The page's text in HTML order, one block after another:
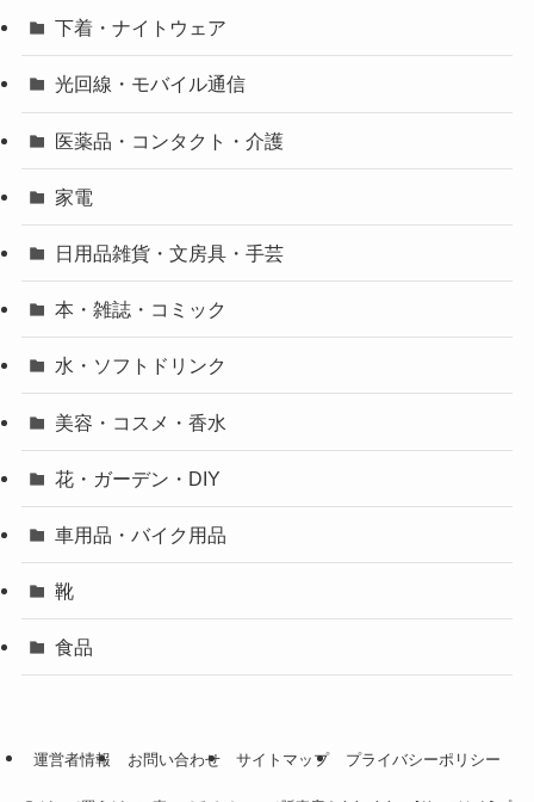
下着・ナイトウェア
光回線・モバイル通信
医薬品・コンタクト・介護
家電
日用品雑貨・文房具・手芸
本・雑誌・コミック
水・ソフトドリンク
美容・コスメ・香水
花・ガーデン・DIY
車用品・バイク用品
靴
食品
運営者情報 お問い合わせ サイトマップ プライバシーポリシー